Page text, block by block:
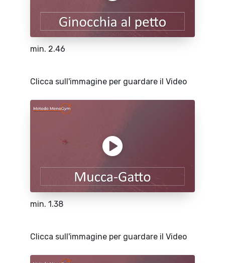
min. 2.46
Clicca sull'immagine per guardare il Video
min. 1.38
Clicca sull'immagine per guardare il Video